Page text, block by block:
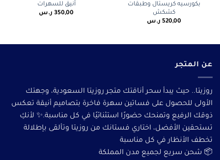
بكورسيه كريستال وطبقات
كشكش
520,00 ر.س
أنيق للسهرات
350,00 ر.س
عن المتجر
روزيتا.. حيث يبدأ سحر أناقتك متجر روزيتا السعودية، وجهتك
الأولى للحصول على فساتين سهرة فاخرة بتصاميم أنيقة تعكس
ذوقك الرفيع وتمنحك حضورًا استثنائيًا في كل مناسبة.✨ لأنكِ
تستحقين الأفضل، اختاري فستانك من روزيتا وتألقى بإطلالة
تخطف الأنظار في كل مناسبة
📦 شحن سريع لجميع مدن المملكة